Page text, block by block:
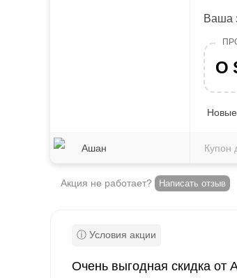
Ашан
Ваша
Купон
Акция не работает? Написать отзыв
Очень выгодная скидка от